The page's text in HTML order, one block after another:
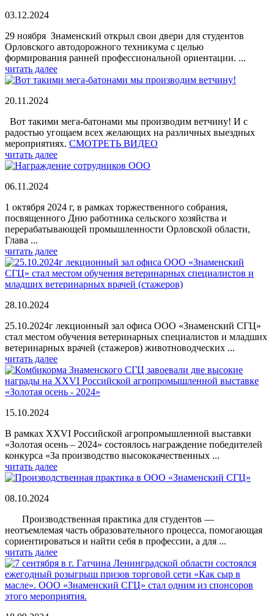
03.12.2024
29 ноября Знаменский открыл свои двери для студентов
Орловского автодорожного техникума с целью
формирования ранней профессиональной ориентации. ...
читать далее
20.11.2024
Вот такими мега-батонами мы производим ветчину! И с
радостью угощаем всех желающих на различных выездных
мероприятиях. СМОТРЕТЬ ВИДЕО
читать далее
06.11.2024
1 октября 2024 г, в рамках торжественного собрания,
посвященного Дню работника сельского хозяйства и
перерабатывающей промышленности Орловской области,
Глава ...
читать далее
28.10.2024
25.10.2024г лекционный зал офиса ООО «Знаменский СГЦ»
стал местом обучения ветеринарных специалистов и младших
ветеринарных врачей (стажеров) животноводческих ...
читать далее
15.10.2024
В рамках XXVI Российской агропромышленной выставки
«Золотая осень – 2024» состоялось награждение победителей
конкурса «За производство высококачественных ...
читать далее
08.10.2024
Производственная практика для студентов —
неотъемлемая часть образовательного процесса, помогающая
сориентироваться и найти себя в профессии, а для ...
читать далее